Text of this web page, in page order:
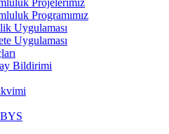
Programımız
Uygulaması
Uygulaması
Bildirimi